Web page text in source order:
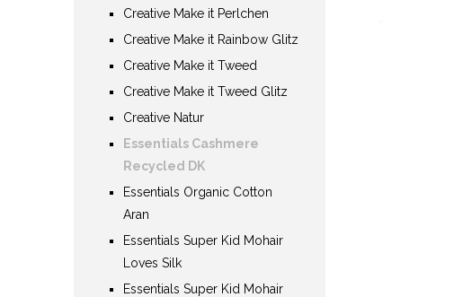
Creative Make it Perlchen
Creative Make it Rainbow Glitz
Creative Make it Tweed
Creative Make it Tweed Glitz
Creative Natur
Essentials Cashmere
Recycled DK
Essentials Organic Cotton
Aran
Essentials Super Kid Mohair
Loves Silk
Essentials Super Kid Mohair